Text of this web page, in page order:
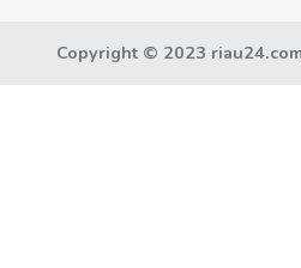
Copyright © 2023